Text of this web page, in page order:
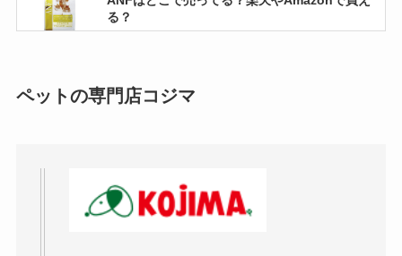
のサインと受診目安
カントリーロードはどこで売ってる？楽天や
ねこ姫はどこで売ってる？楽天やAmazonの最
安値は？
る？
ダイエット用キャットフードおすすめランキン
グTOP10!愛猫の体重管理に本当に効果があっ
ミャウミャウはどこで売ってる？楽天や
Amazonの最安値は？
ペットの専門店コジマ